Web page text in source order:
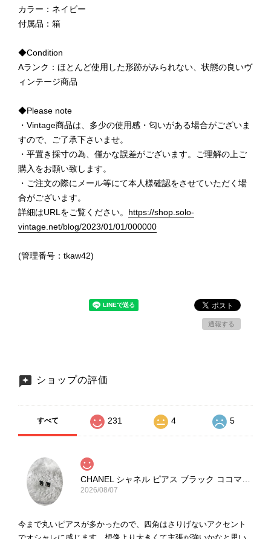
カラー：ネイビー
付属品：箱
◆Condition
Aランク：ほとんど使用した形跡がみられない、状態の良いヴ
ィンテージ商品
◆Please note
・Vintage商品は、多少の使用感・匂いがある場合がございま
すので、ご了承下さいませ。
・平置き採寸の為、僅かな誤差がございます。ご理解の上ご
購入をお願い致します。
・ご注文の際にメール等にて本人様確認をさせていただく場
合がございます。
詳細はURLをご覧ください。 https://shop.solo-
vintage.net/blog/2023/01/01/000000
(管理番号：tkaw42)
通報する
ショップの評価
すべて 231 4 5
2026/08/07
今まで丸いピアスが多かったので、四角はさりげないアクセント